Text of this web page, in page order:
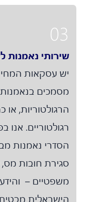
נאמנות
עסקאות
בנאמנות
או
אנו
נאמנות מבוססי
חובות מס,
– והידע
מבטיח